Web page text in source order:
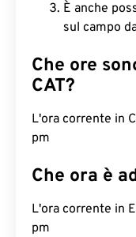
È anche
sul campo
Che ore
CAT?
L'ora corrente in
pm
Che ora è
L'ora corrente in
pm